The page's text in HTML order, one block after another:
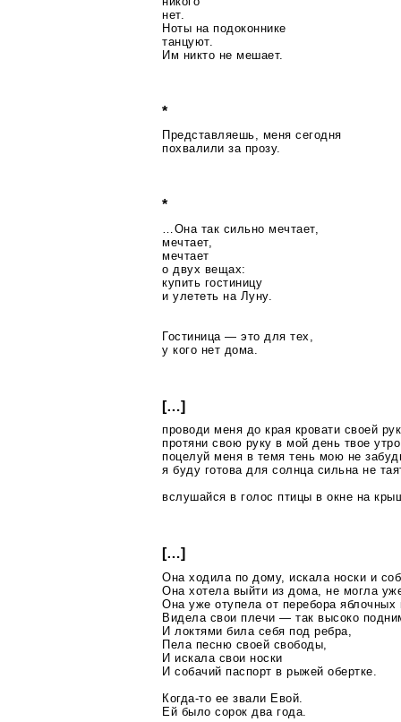
нет.
Ноты на подоконнике
танцуют.
Им никто не мешает.
*
Представляешь, меня сегодня
похвалили за прозу.
*
…Она так сильно мечтает,
мечтает,
мечтает
о двух вещах:
купить гостиницу
и улететь на Луну.
Гостиница — это для тех,
у кого нет дома.
[…]
проводи меня до края кровати своей
протяни свою руку в мой день твое утро
поцелуй меня в темя тень мою не
я буду готова для солнца сильна не
вслушайся в голос птицы в окне на
[…]
Она ходила по дому, искала носки и
Она хотела выйти из дома, не могла
Она уже отупела от перебора яблочных
Видела свои плечи — так высоко
И локтями била себя под ребра,
Пела песню своей свободы,
И искала свои носки
И собачий паспорт в рыжей обертке.
Когда-то ее звали Евой.
Ей было сорок два года.